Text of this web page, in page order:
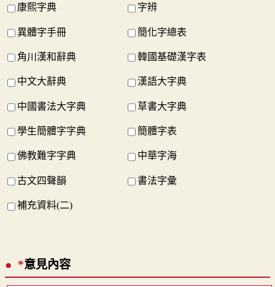
康熙字典 字辨
異體字手冊 簡化字總表
角川漢和辭典 韓國基礎漢字表
中文大辭典 漢語大字典
中國書法大字典 草書大字典
學生簡體字字典 簡體字表
佛教難字字典 中華字海
古文四聲韻 書法字彙
補充資料(二)
*意見內容